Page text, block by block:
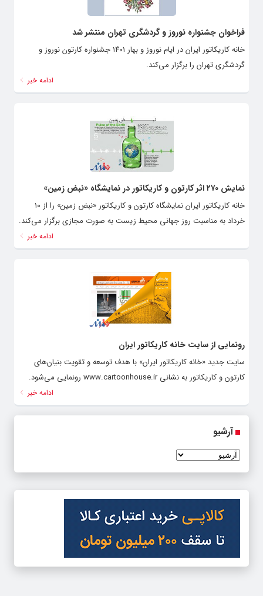
فراخوان جشنواره نوروز و گردشگری تهران منتشر شد
خانه کاریکاتور ایران در ایام نوروز و بهار ۱۴۰۱ جشنواره کارتون نوروز و
گردشگری تهران را برگزار می‌کند.
ادامه خبر
نمایش ۲۷۰ اثر کارتون و کاریکاتور در نمایشگاه «نبض زمین»
خانه کاریکاتور ایران نمایشگاه کارتون و کاریکاتور «نبض زمین» را از ۱۰
خرداد به مناسبت روز جهانی محیط زیست به صورت مجازی برگزار می‌کند.
ادامه خبر
رونمایی از سایت خانه کاریکاتور ایران
سایت جدید «خانه کاریکاتور ایران» با هدف توسعه و تقویت بنیان‌های
کارتون و کاریکاتور به نشانی www.cartoonhouse.ir رونمایی می‌شود.
ادامه خبر
آرشیو